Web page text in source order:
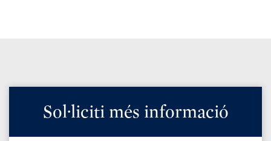
Sol·liciti més informació